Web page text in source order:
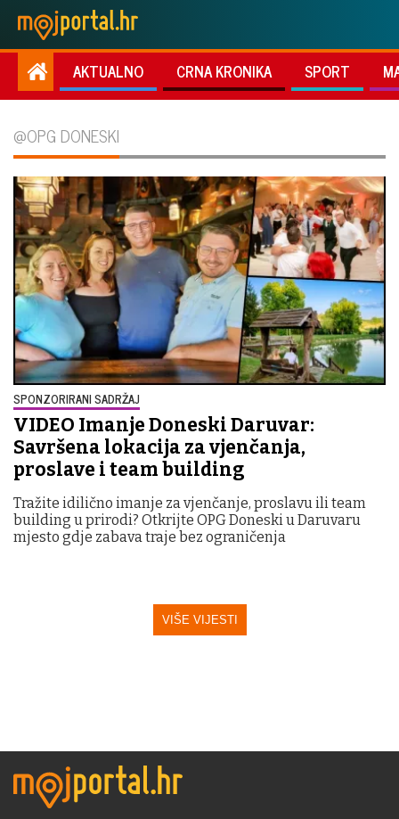
AKTUALNO CRNA KRONIKA SPORT
@OPG DONESKI
SPONZORIRANI SADRŽAJ
VIDEO Imanje Doneski Daruvar:
Savršena lokacija za vjenčanja,
proslave i team building
Tražite idilično imanje za vjenčanje, proslavu ili team
building u prirodi? Otkrijte OPG Doneski u Daruvaru
mjesto gdje zabava traje bez ograničenja
VIŠE VIJESTI